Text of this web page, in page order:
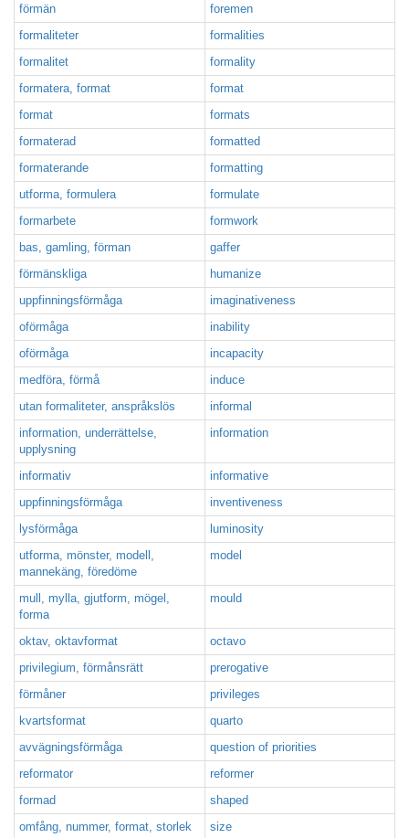
förmän
foremen
formaliteter
formalities
formalitet
formality
formatera, format
format
format
formats
formaterad
formatted
formaterande
formatting
utforma, formulera
formulate
formarbete
formwork
bas, gamling, förman
gaffer
förmänskliga
humanize
uppfinningsförmåga
imaginativeness
oförmåga
inability
oförmåga
incapacity
medföra, förmå
induce
utan formaliteter, anspråkslös
informal
information, underrättelse,
upplysning
information
informativ
informative
uppfinningsförmåga
inventiveness
lysförmåga
luminosity
utforma, mönster, modell,
mannekäng, föredöme
model
mull, mylla, gjutform, mögel,
forma
mould
oktav, oktavformat
octavo
privilegium, förmånsrätt
prerogative
förmåner
privileges
kvartsformat
quarto
avvägningsförmåga
question of priorities
reformator
reformer
formad
shaped
omfång, nummer, format, storlek
size